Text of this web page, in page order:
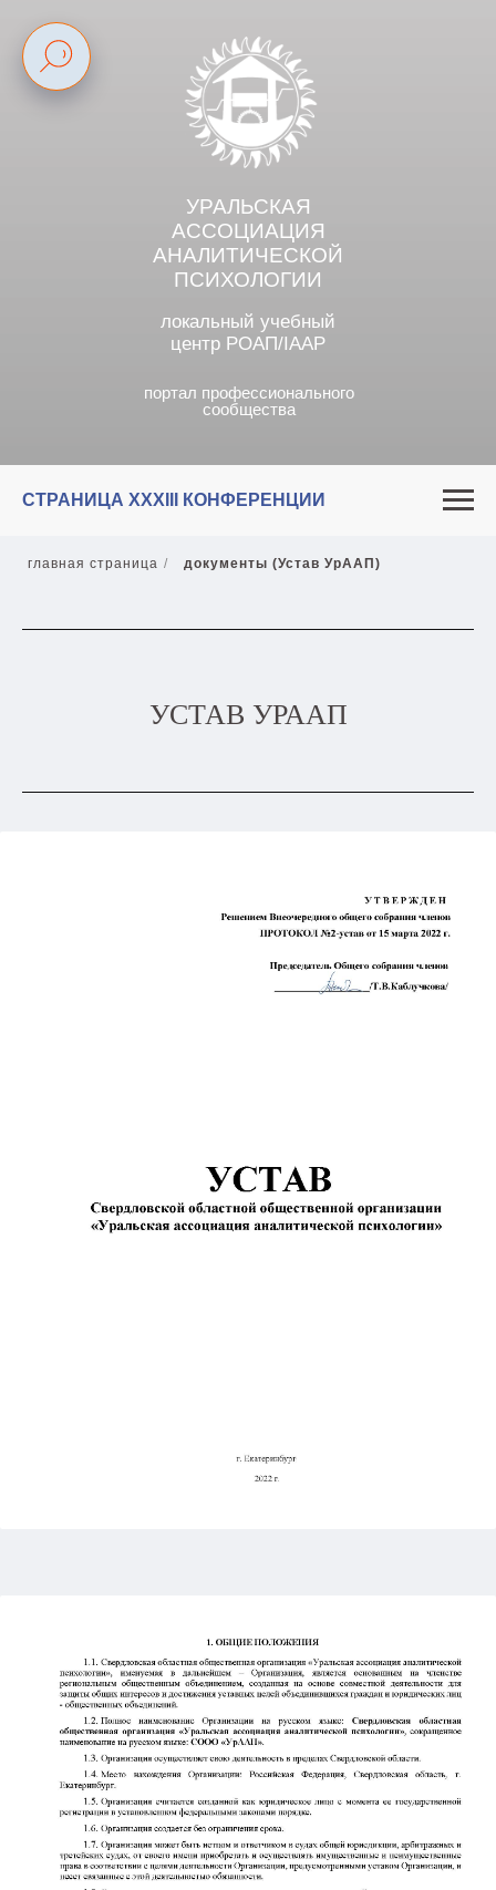
УРАЛЬСКАЯ
АССОЦИАЦИЯ
АНАЛИТИЧЕСКОЙ
ПСИХОЛОГИИ
портал профессионального
сообщества
локальный учебный
центр РОАП/IAAP
СТРАНИЦА XXXIII КОНФЕРЕНЦИИ
главная страница / документы (Устав УрААП)
УСТАВ УРААП